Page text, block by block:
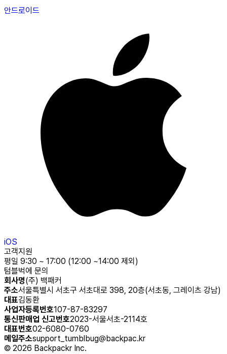
안드로이드
iOS
고객지원
평일 9:30 ~ 17:00 (12:00 ~14:00 제외)
텀블벅에 문의
회사명(주) 백패커
주소서울특별시 서초구 서초대로 398, 20층(서초동, 그레이츠 강남)
대표김동환
사업자등록번호107-87-83297
통신판매업 신고번호2023-서울서초-2114호
대표번호02-6080-0760
메일주소support_tumblbug@backpac.kr
© 2026 Backpackr Inc.